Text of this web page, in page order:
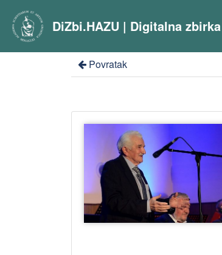
DiZbi.HAZU | Digitalna
Povratak